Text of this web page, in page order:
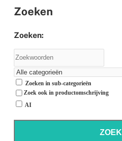
Zoeken
Zoeken:
Zoeken in sub-categorieën
Zoek ook in productomschrijving
AI
ZOEK